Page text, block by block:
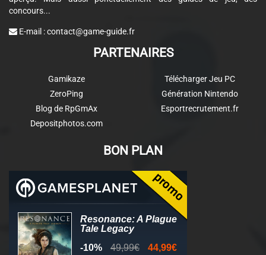
concours...
E-mail :contact@game-guide.fr
PARTENAIRES
Gamikaze
ZeroPing
Blog de RpGmAx
Depositphotos.com
Télécharger Jeu PC
Génération Nintendo
Esportrecrutement.fr
BON PLAN